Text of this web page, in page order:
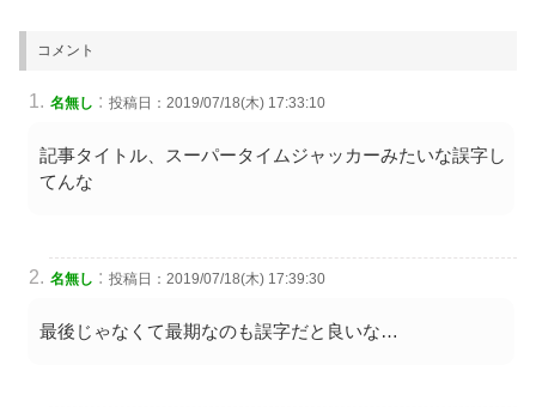
コメント
名無し : 投稿日：2019/07/18(木) 17:33:10
記事タイトル、スーパータイムジャッカーみたいな誤字し
てんな
名無し : 投稿日：2019/07/18(木) 17:39:30
最後じゃなくて最期なのも誤字だと良いな…